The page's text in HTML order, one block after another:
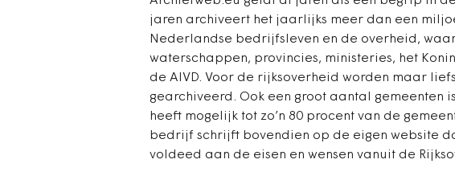
jaren archiveert het jaarlijks meer dan een
Nederlandse bedrijfsleven en de overheid,
waterschappen, provincies, ministeries, het
de AIVD. Voor de rijksoverheid worden maar
gearchiveerd. Ook een groot aantal gemeenten
heeft mogelijk tot zo’n 80 procent van de
bedrijf schrijft bovendien op de eigen website
voldeed aan de eisen en wensen vanuit de